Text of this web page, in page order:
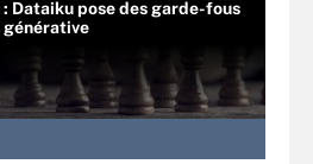
Dataiku pose des garde-fous
générative